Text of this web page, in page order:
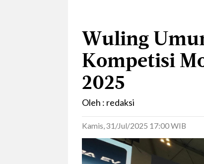
Wuling
Kompetisi
2025
Oleh : redaksi
Kamis, 31/Jul/2025 17:00 WIB